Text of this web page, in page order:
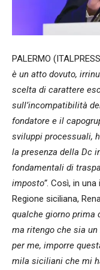
PALERMO
è un atto dovuto,
scelta di carattere
sull’incompatibilità
fondatore e il
sviluppi processuali,
la presenza della Dc
fondamentali di
imposto”. Così, in una
Regione siciliana,
qualche giorno prima
ma ritengo che sia
per me, imporre
mila siciliani che mi